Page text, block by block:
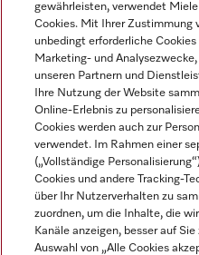
Sprache
DEUTSCH
Miele auf YoutubeMiele auf Instagram
Miele aufMiele
gewährleisten, verwendet
Cookies. Mit Ihrer Zustimmung
unbedingt erforderliche
Marketing- und
unseren Partnern und
Ihre Nutzung der Website
Online-Erlebnis zu
Cookies werden auch zur
verwendet. Im Rahmen einer
(„Vollständige
Cookies und andere Tracking-
über Ihr Nutzerverhalten zu
zuordnen, um die Inhalte, die
Kanäle anzeigen, besser auf
Auswahl von „Alle Cookies